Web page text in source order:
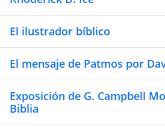
El ilustrador bíblico
El mensaje de Patmos por
Exposición de G. Campbell
Biblia